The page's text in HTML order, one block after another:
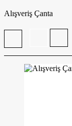
Alışveriş Çanta